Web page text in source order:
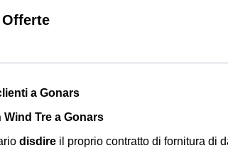
Offerte
a Gonars
Tre a Gonars
disdire il proprio contratto di fornitura di